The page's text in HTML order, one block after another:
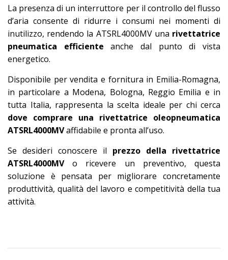
La presenza di un interruttore per il controllo del flusso
d’aria consente di ridurre i consumi nei momenti di
inutilizzo, rendendo la ATSRL4000MV una rivettatrice
pneumatica efficiente anche dal punto di vista
energetico.
Disponibile per vendita e fornitura in Emilia-Romagna,
in particolare a Modena, Bologna, Reggio Emilia e in
tutta Italia, rappresenta la scelta ideale per chi cerca
dove comprare una rivettatrice oleopneumatica
ATSRL4000MVaffidabile e pronta all’uso.
Se desideri conoscere il prezzo della rivettatrice
ATSRL4000MVo ricevere un preventivo, questa
soluzione è pensata per migliorare concretamente
produttività, qualità del lavoro e competitività della tua
attività.